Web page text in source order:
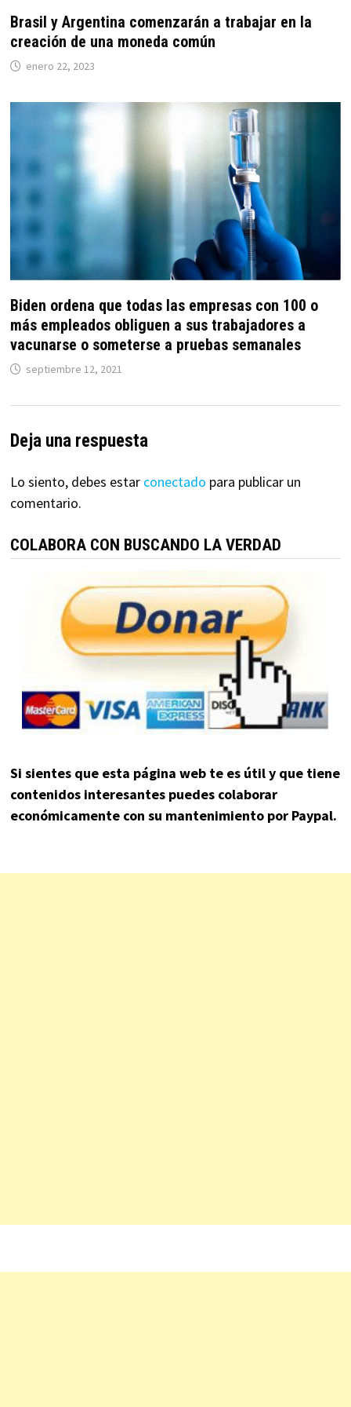
Brasil y Argentina comenzarán a trabajar en la
creación de una moneda común
enero 22, 2023
Biden ordena que todas las empresas con 100 o
más empleados obliguen a sus trabajadores a
vacunarse o someterse a pruebas semanales
septiembre 12, 2021
Deja una respuesta
Lo siento, debes estar conectado para publicar un
comentario.
COLABORA CON BUSCANDO LA VERDAD
Si sientes que esta página web te es útil y que tiene
contenidos interesantes puedes colaborar
económicamente con su mantenimiento por Paypal.